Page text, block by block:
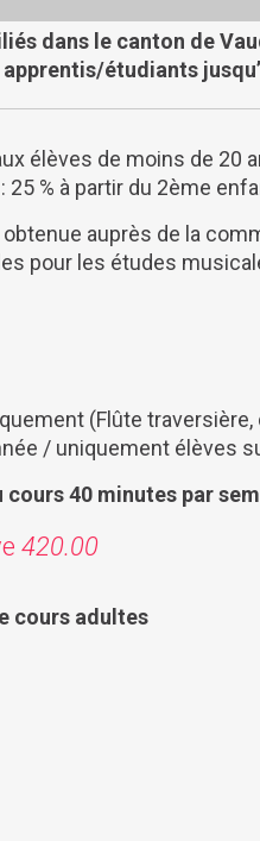
dans le canton de
étudiants
élèves de moins de 20
% à partir du 2ème
auprès de la
pour les études
(Flûte
/ uniquement élèves
40 minutes par
420.00
cours adultes